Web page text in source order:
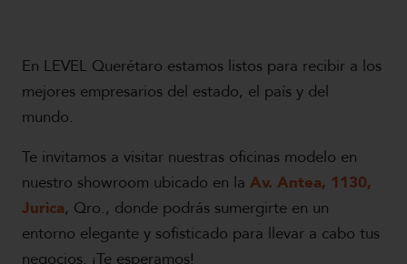
En LEVEL Querétaro estamos listos para recibir a los
mejores empresarios del estado, el país y del
mundo.
Te invitamos a visitar nuestras oficinas modelo en
nuestro showroom ubicado en la Av. Antea, 1130,
Jurica, Qro., donde podrás sumergirte en un
entorno elegante y sofisticado para llevar a cabo tus
negocios. ¡Te esperamos!